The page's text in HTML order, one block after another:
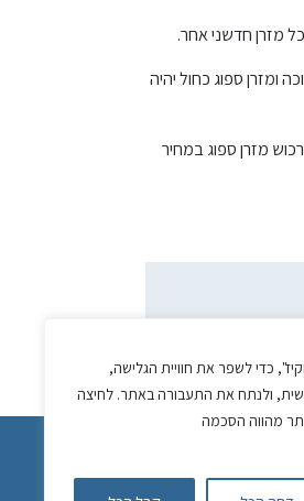
כדי לשפר את חוויית הגלישה,
ולנתח את התעבורה באתר. לחיצה
מהווה הסכמה
מזרן חדשני אחר.
ומזרן ספוג כחול יהיה
מזרן ספוג במחיר